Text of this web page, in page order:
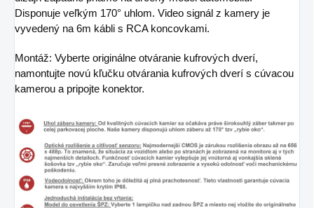
Disponuje veľkým 170° uhlom. Video signál z kamery je
vyvedený na 6m kábli s RCA koncovkami.
Montáž: Vyberte originálne otváranie kufrových dverí,
namontujte novú kľučku otvárania kufrových dverí s cúvacou
kamerou a pripojte konektor.